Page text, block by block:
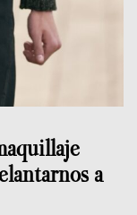
a